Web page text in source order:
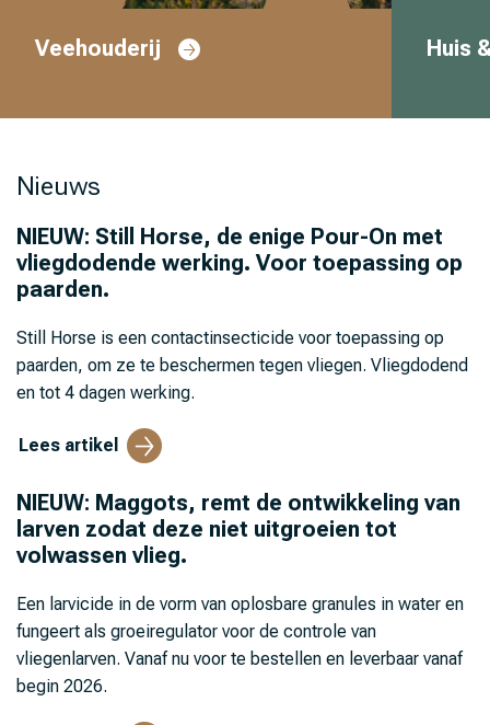
Veehouderij Huis
Nieuws
NIEUW: Still Horse, de enige Pour-On met
vliegdodende werking. Voor toepassing op
paarden.
Still Horse is een contactinsecticide voor toepassing op
paarden, om ze te beschermen tegen vliegen. Vliegdodend
en tot 4 dagen werking.
Lees artikel
NIEUW: Maggots, remt de ontwikkeling van
larven zodat deze niet uitgroeien tot
volwassen vlieg.
Een larvicide in de vorm van oplosbare granules in water en
fungeert als groeiregulator voor de controle van
vliegenlarven. Vanaf nu voor te bestellen en leverbaar vanaf
begin 2026.